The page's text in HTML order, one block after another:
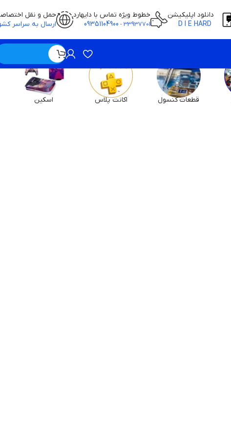
دانلود اپلیکیشن
خطوط ویژه تماس با دایهارد
33937701
-
09351104900
حمل و نقل
ارسال به سراسر
قطعات کنسول اکانت پلاس اسکین